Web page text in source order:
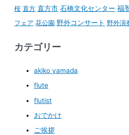
桜 直方 直方市 石橋文化センター 福
フェア 花公園 野外コンサート 野外演
カテゴリー
akiko yamada
flute
flutist
おでかけ
ご挨拶